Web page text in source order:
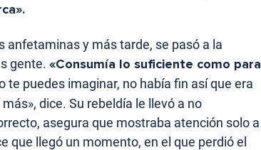
anfetaminas y más tarde, se pasó a la
gente. «Consumía lo suficiente como para
te puedes imaginar, no había fin así que era
dice. Su rebeldía le llevó a no
asegura que mostraba atención solo a
que llegó un momento, en el que perdió el